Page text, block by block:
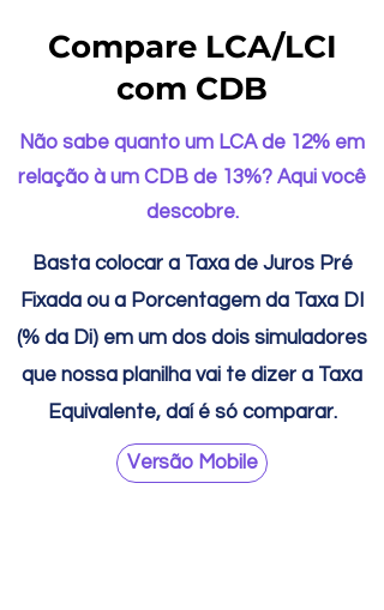
Compare LCA/LCI
com CDB
Não sabe quanto um LCA de 12% em
relação à um CDB de 13%? Aqui você
descobre.
Basta colocar a Taxa de Juros Pré
Fixada ou a Porcentagem da Taxa DI
(% da Di) em um dos dois simuladores
que nossa planilha vai te dizer a Taxa
Equivalente, daí é só comparar.
Versão Mobile